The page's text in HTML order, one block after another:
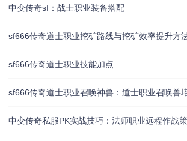
中变传奇sf：战士职业装备搭配
sf666传奇道士职业挖矿路线与挖矿效率提升方
sf666传奇道士职业技能加点
sf666传奇道士职业召唤神兽：道士职业召唤兽
中变传奇私服PK实战技巧：法师职业远程作战